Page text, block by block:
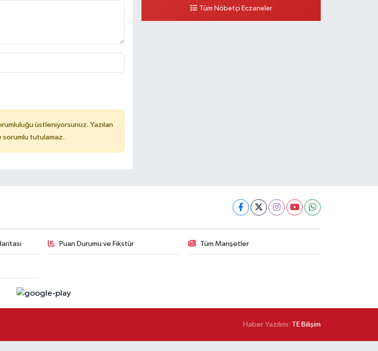
üstleniyorsunuz. Yazılan
sorumlu tutulamaz.
Tüm Nöbetçi Eczaneler
Puan Durumu ve Fikstür Tüm Manşetler
Haber Yazılımı: TE Bilişim